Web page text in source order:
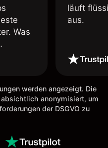
Was
OK.
es
läuft
aus.
werden angezeigt. Die
anonymisiert, um
der DSGVO zu